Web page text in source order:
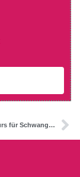
Pränatal Yoga Kurs für Schwangere (“live+online”) ab 16. Januar